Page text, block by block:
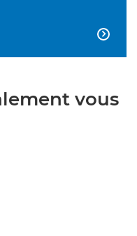

vous